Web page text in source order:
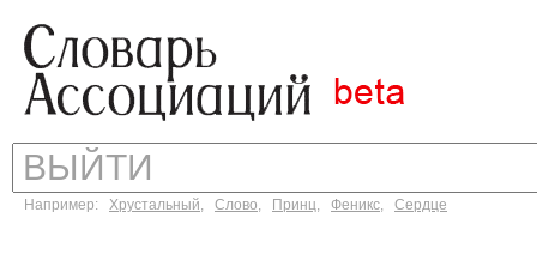
Например: Хрустальный, Слово, Принц, Феникс, Сердце